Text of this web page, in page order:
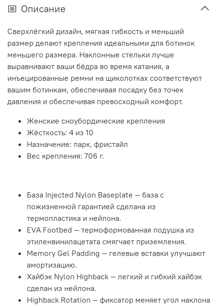
Описание
Сверхлёгкий дизайн, мягкая гибкость и меньший
размер делают крепления идеальными для ботинок
меньшего размера. Наклонные стельки лучше
выравнивают ваши бёдра во время катания, а
инъецированные ремни на щиколотках соответствуют
вашим ботинкам, обеспечивая посадку без точек
давления и обеспечивая превосходный комфорт.
Женские сноубордические крепления
Жёсткость: 4 из 10
Назначение: парк, фристайл
Вес крепления: 706 г.
База Injected Nylon Baseplate — база с
пожизненной гарантией сделана из
термопластика и нейлона.
EVA Footbed — термоформованная подушка из
этиленвинилацетата смягчает приземления.
Memory Gel Padding — гелевые вставки улучшают
амортизацию.
Хайбэк Nylon Highback — легкий и гибкий хайбэк
сделан из нейлона.
Highback Rotation — фиксатор меняет угол наклона